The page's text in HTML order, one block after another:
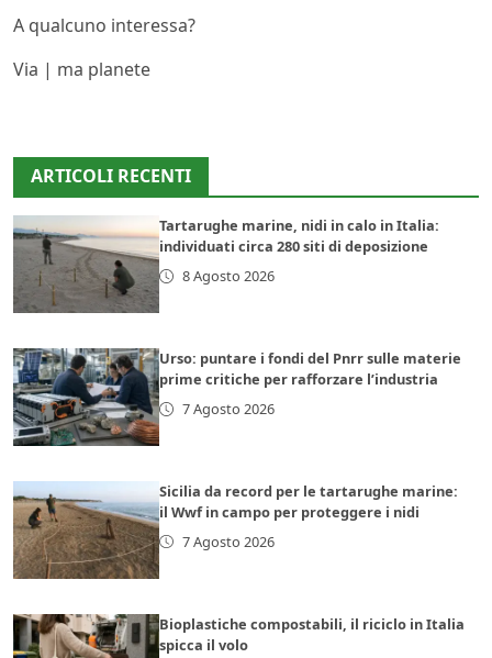
A qualcuno interessa?
Via | ma planete
ARTICOLI RECENTI
Tartarughe marine, nidi in calo in Italia:
individuati circa 280 siti di deposizione
8 Agosto 2026
Urso: puntare i fondi del Pnrr sulle materie
prime critiche per rafforzare l’industria
7 Agosto 2026
Sicilia da record per le tartarughe marine:
il Wwf in campo per proteggere i nidi
7 Agosto 2026
Bioplastiche compostabili, il riciclo in Italia
spicca il volo